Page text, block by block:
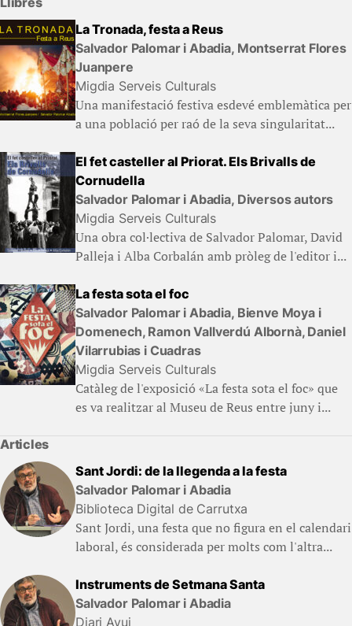
La Tronada, festa a Reus
Salvador Palomar i Abadia, Montserrat Flores
Juanpere
Migdia Serveis Culturals
Una manifestació festiva esdevé emblemàtica per
a una població per raó de la seva singularitat...
El fet casteller al Priorat. Els Brivalls de
Cornudella
Salvador Palomar i Abadia, Diversos autors
Migdia Serveis Culturals
Una obra col·lectiva de Salvador Palomar, David
Palleja i Alba Corbalán amb pròleg de l'editor i...
La festa sota el foc
Salvador Palomar i Abadia, Bienve Moya i
Domenech, Ramon Vallverdú Albornà, Daniel
Vilarrubias i Cuadras
Migdia Serveis Culturals
Catàleg de l'exposició «La festa sota el foc» que
es va realitzar al Museu de Reus entre juny i...
Articles
Sant Jordi: de la llegenda a la festa
Salvador Palomar i Abadia
Biblioteca Digital de Carrutxa
Sant Jordi, una festa que no figura en el calendari
laboral, és considerada per molts com l'altra...
Instruments de Setmana Santa
Salvador Palomar i Abadia
Diari Avui